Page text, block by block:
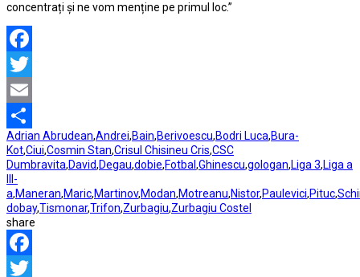
concentrați și ne vom menține pe primul loc.”
Facebook
Twitter
Email
Partajează
Adrian Abrudean,Andrei,Bain,Berivoescu,Bodri Luca,Bura-
Kot,Ciui,Cosmin Stan,Crisul Chisineu Cris,CSC
Dumbravita,David,Degau,dobie,Fotbal ,Ghinescu,gologan,Liga 3,Liga a
III-
a,Maneran,Maric,Martinov,Modan,Motreanu,Nistor,Paulevici,Pituc,
dobay,Tismonar,Trifon,Zurbagiu,Zurbagiu Costel
share
Facebook